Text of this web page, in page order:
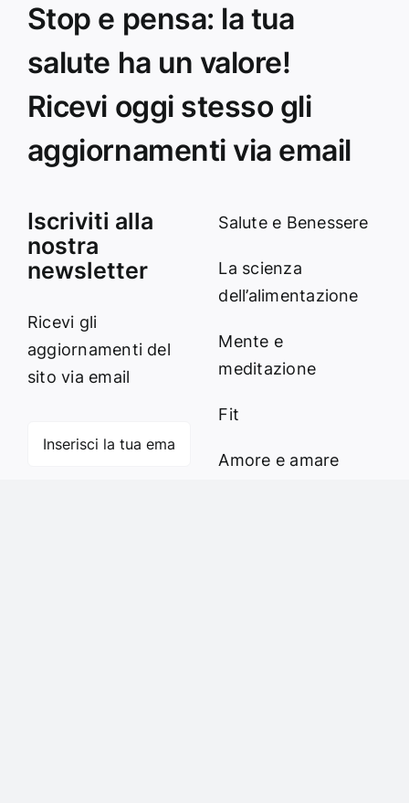
Stop e pensa: la tua
salute ha un valore!
Ricevi oggi stesso gli
aggiornamenti via email
Iscriviti alla
nostra
newsletter
Ricevi gli
aggiornamenti del
sito via email
Salute e Benessere
La scienza
dell’alimentazione
Mente e
meditazione
Fit
Amore e amare